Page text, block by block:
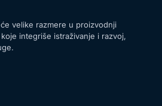
velike razmere u proizvodnji
integriše istraživanje i razvoj,